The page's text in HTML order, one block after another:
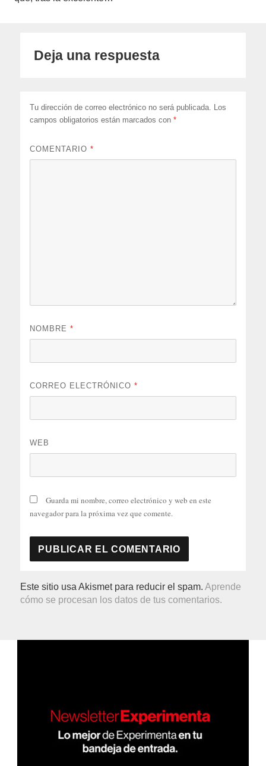
Deja una respuesta
Tu dirección de correo electrónico no será publicada. Los
campos obligatorios están marcados con*
COMENTARIO*
NOMBRE*
CORREO ELECTRÓNICO*
WEB
Guarda mi nombre, correo electrónico y web en este
navegador para la próxima vez que comente.
Este sitio usa Akismet para reducir el spam.Aprende
cómo se procesan los datos de tus comentarios.